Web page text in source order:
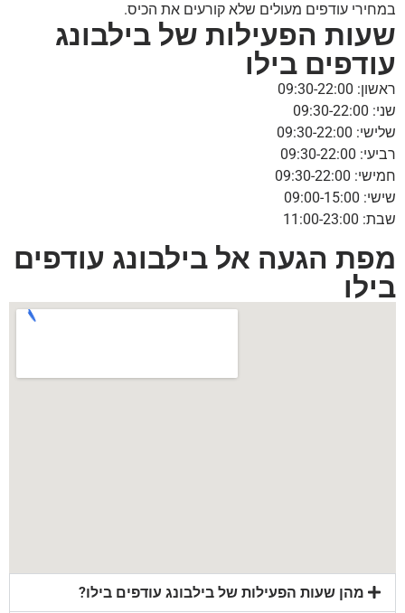
במחירי עודפים מעולים שלא קורעים את הכיס.
שעות הפעילות של בילבונג
עודפים בילו
ראשון: 09:30-22:00
שני: 09:30-22:00
שלישי: 09:30-22:00
רביעי: 09:30-22:00
חמישי: 09:30-22:00
שישי: 09:00-15:00
שבת: 11:00-23:00
מפת הגעה אל בילבונג עודפים
בילו
מהן שעות הפעילות של בילבונג עודפים בילו?